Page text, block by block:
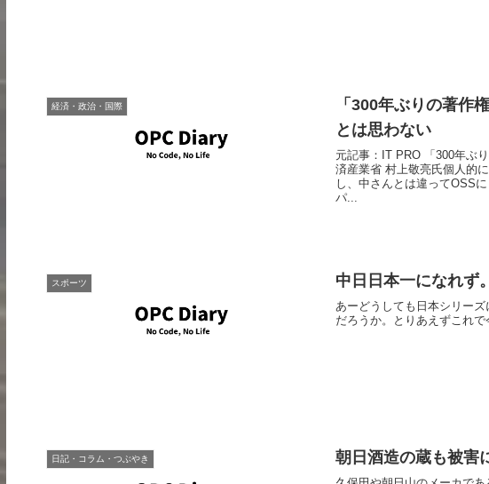
経済・政治・国際
「300年ぶりの著作
とは思わない
元記事：IT PRO 「300年ぶ
済産業省 村上敬亮氏個人的
し、中さんとは違ってOSS
パ...
スポーツ 中日日本一になれず。
あーどうしても日本シリー
だろうか。とりあえずこれで
日記・コラム・つぶやき 朝日酒造の蔵も被害